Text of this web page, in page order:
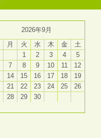
2026年9月
月 火 水 木 金
土
1
2 3 4
5
7 8 9 10 11
12
14 15 16 17 18
19
21 22 23 24 25
26
28 29 30